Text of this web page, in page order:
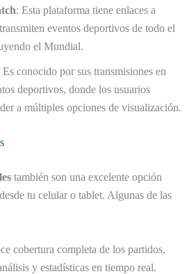
: Esta plataforma tiene enlaces a
eventos deportivos de todo el
el Mundial.
Es conocido por sus transmisiones en
deportivos, donde los usuarios
a múltiples opciones de visualización.
también son una excelente opción
tu celular o tablet. Algunas de las
cobertura completa de los partidos,
y estadísticas en tiempo real.